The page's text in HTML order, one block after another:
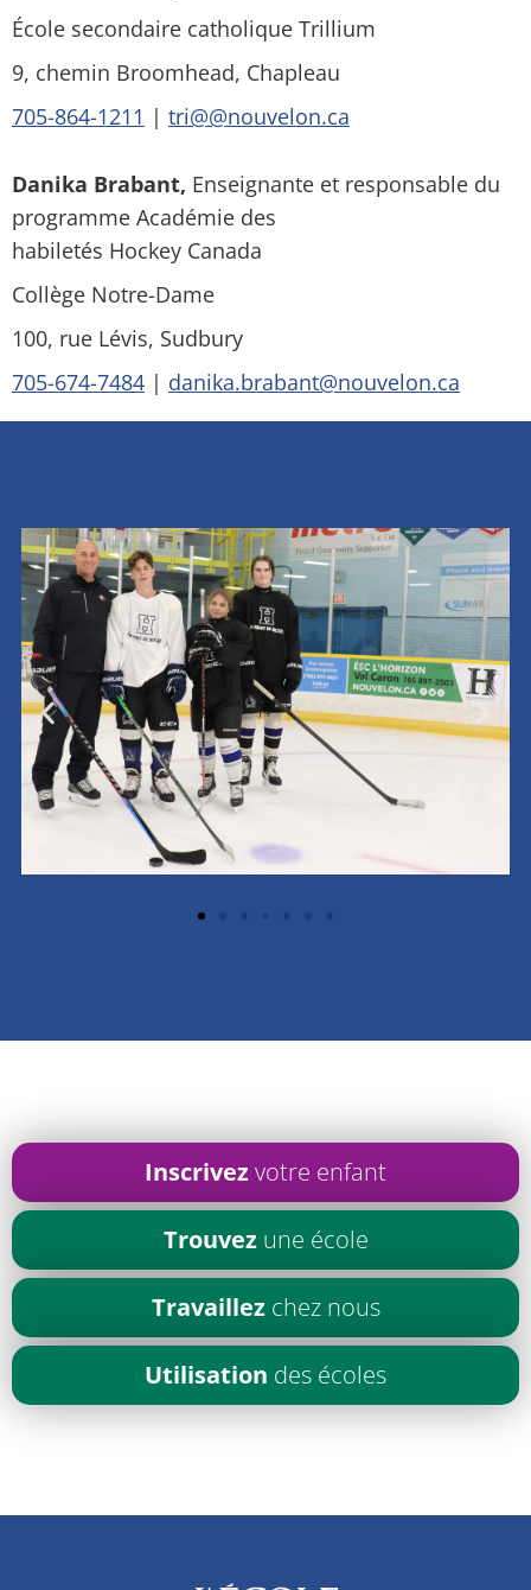
École secondaire catholique Trillium
9, chemin Broomhead, Chapleau
705-864-1211 | tri@@nouvelon.ca
Danika Brabant, Enseignante et responsable du
programme Académie des
habiletés Hockey Canada
Collège Notre-Dame
100, rue Lévis, Sudbury
705-674-7484 | danika.brabant@nouvelon.ca
Inscrivezvotre enfant
Trouvezune école
Travaillezchez nous
Utilisation des écoles